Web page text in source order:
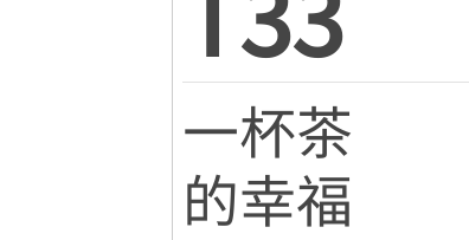
一杯茶
的幸福